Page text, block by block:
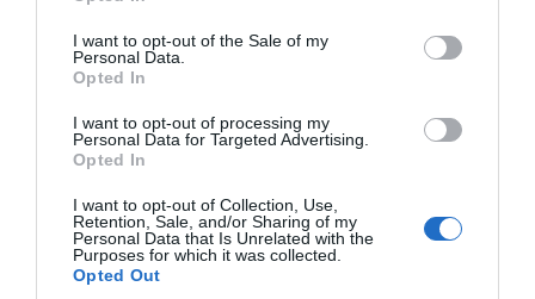
use your data for below specified purposes in below Google
consent section.
I want to opt-out of the Sale of my
Personal Data.
Opted In
I want to opt-out of processing my
Personal Data for Targeted Advertising.
Opted In
I want to opt-out of Collection, Use,
Retention, Sale, and/or Sharing of my
Personal Data that Is Unrelated with the
Purposes for which it was collected.
Opted Out
σταματήσουμε να
στέλνουμε μηνύματα
για τις μετακινήσεις
μας;
Απ.: Όπως και στο 13033, έχουμε επιλέξει να